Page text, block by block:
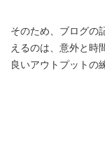
そのため、ブログの
えるのは、意外と時
良いアウトプットの